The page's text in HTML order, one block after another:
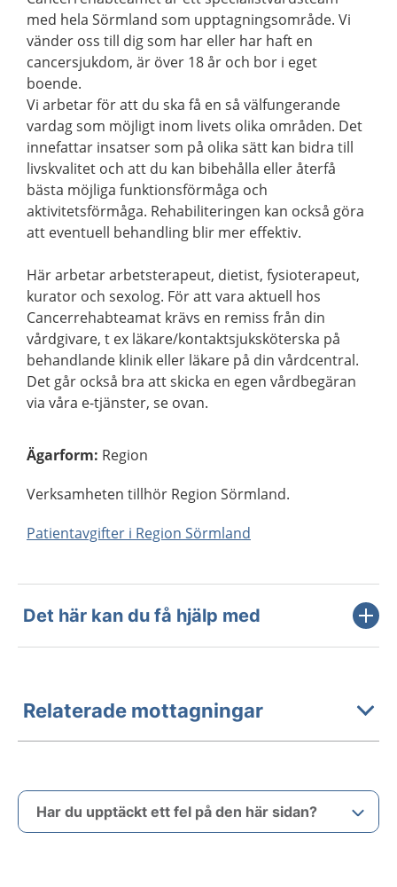
med hela Sörmland som upptagningsområde. Vi
vänder oss till dig som har eller har haft en
cancersjukdom, är över 18 år och bor i eget
boende.
Vi arbetar för att du ska få en så välfungerande
vardag som möjligt inom livets olika områden. Det
innefattar insatser som på olika sätt kan bidra till
livskvalitet och att du kan bibehålla eller återfå
bästa möjliga funktionsförmåga och
aktivitetsförmåga. Rehabiliteringen kan också göra
att eventuell behandling blir mer effektiv.
Här arbetar arbetsterapeut, dietist, fysioterapeut,
kurator och sexolog. För att vara aktuell hos
Cancerrehabteamat krävs en remiss från din
vårdgivare, t ex läkare/kontaktsjuksköterska på
behandlande klinik eller läkare på din vårdcentral.
Det går också bra att skicka en egen vårdbegäran
via våra e-tjänster, se ovan.
Ägarform: Region
Verksamheten tillhör Region Sörmland.
Patientavgifter i Region Sörmland
Det här kan du få hjälp med
Relaterade mottagningar
Har du upptäckt ett fel på den här sidan?